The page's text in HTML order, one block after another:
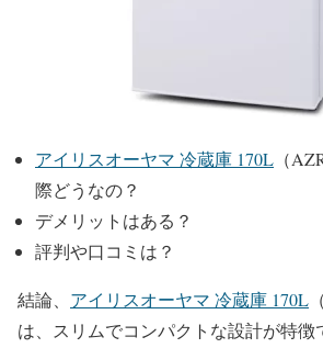
アイリスオーヤマ 冷蔵庫 170L （
際どうなの？
デメリットはある？
評判や口コミは？
結論、 アイリスオーヤマ 冷蔵庫 170L
は、スリムでコンパクトな設計が特徴